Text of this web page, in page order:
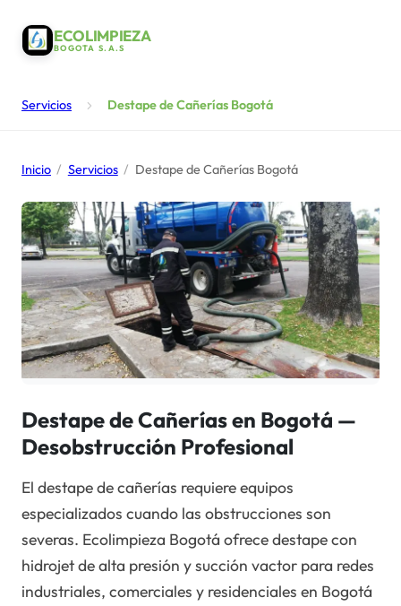
ECOLIMPIEZA
BOGOTA S.A.S
Servicios Destape de Cañerías Bogotá
Inicio / Servicios / Destape de Cañerías Bogotá
Destape de Cañerías en Bogotá —
Desobstrucción Profesional
El destape de cañerías requiere equipos
especializados cuando las obstrucciones son
severas. Ecolimpieza Bogotá ofrece destape con
hidrojet de alta presión y succión vactor para redes
industriales, comerciales y residenciales en Bogotá